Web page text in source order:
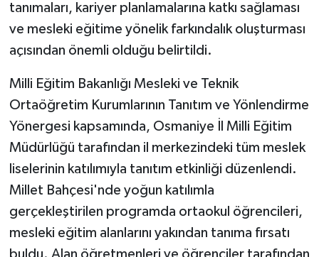
tanımaları, kariyer planlamalarına katkı sağlaması
ve mesleki eğitime yönelik farkındalık oluşturması
açısından önemli olduğu belirtildi.
Milli Eğitim Bakanlığı Mesleki ve Teknik
Ortaöğretim Kurumlarının Tanıtım ve Yönlendirme
Yönergesi kapsamında, Osmaniye İl Milli Eğitim
Müdürlüğü tarafından il merkezindeki tüm meslek
liselerinin katılımıyla tanıtım etkinliği düzenlendi.
Millet Bahçesi'nde yoğun katılımla
gerçekleştirilen programda ortaokul öğrencileri,
mesleki eğitim alanlarını yakından tanıma fırsatı